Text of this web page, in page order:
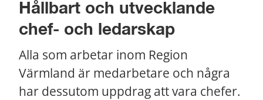
Hållbart och utvecklande
chef- och ledarskap
Alla som arbetar inom Region
Värmland är medarbetare och några
har dessutom uppdrag att vara chefer.